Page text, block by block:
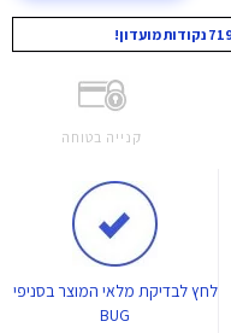
קנייה בטוחה
לחץלבדיקת מלאי המוצר בסניפי
BUG